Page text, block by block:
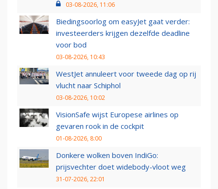
03-08-2026, 11:06
Biedingsoorlog om easyJet gaat verder:
investeerders krijgen dezelfde deadline
voor bod
03-08-2026, 10:43
WestJet annuleert voor tweede dag op rij
vlucht naar Schiphol
03-08-2026, 10:02
VisionSafe wijst Europese airlines op
gevaren rook in de cockpit
01-08-2026, 8:00
Donkere wolken boven IndiGo:
prijsvechter doet widebody-vloot weg
31-07-2026, 22:01